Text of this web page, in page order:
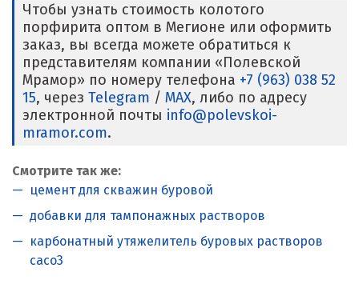
Чтобы узнать стоимость колотого
порфирита оптом в Мегионе или оформить
заказ, вы всегда можете обратиться к
представителям компании «Полевской
Мрамор» по номеру телефона +7 (963) 038 52
15, через Telegram / MAX, либо по адресу
электронной почты info@polevskoi-
mramor.com.
Смотрите так же:
цемент для скважин буровой
добавки для тампонажных растворов
карбонатный утяжелитель буровых растворов
caco3